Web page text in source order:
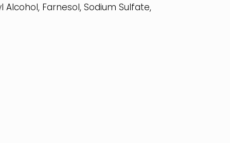
Farnesol, Sodium Sulfate,